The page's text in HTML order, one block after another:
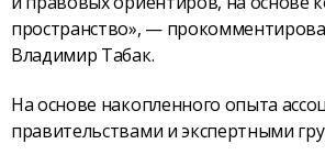
пространство», —
Владимир Табак.
На основе накопленного опыта
правительствами и экспертными